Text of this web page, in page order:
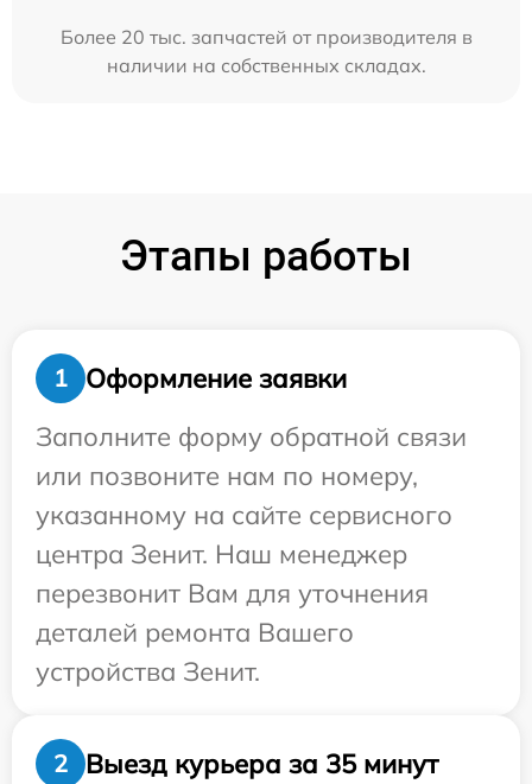
Более 20 тыс. запчастей от производителя в
наличии на собственных складах.
Этапы работы
1
Оформление заявки
Заполните форму обратной связи
или позвоните нам по номеру,
указанному на сайте сервисного
центра Зенит. Наш менеджер
перезвонит Вам для уточнения
деталей ремонта Вашего
устройства Зенит.
2 Выезд курьера за 35 минут